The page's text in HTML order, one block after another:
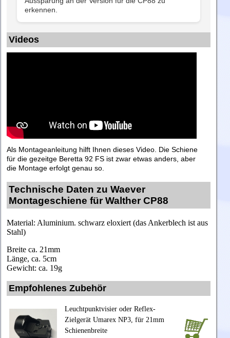
erkennen.
Videos
Als Montageanleitung hilft Ihnen dieses Video. Die Schiene
für die gezeitge Beretta 92 FS ist zwar etwas anders, aber
die Montage erfolgt genau so.
Technische Daten zu Waever
Montageschiene für Walther CP88
Material: Aluminium. schwarz eloxiert (das Ankerblech ist aus
Stahl)
Breite ca. 21mm
Länge, ca. 5cm
Gewicht: ca. 19g
Empfohlenes Zubehör
Leuchtpunktvisier oder Reflex-
Zielgerät Umarex NP3, für 21mm
Schienenbreite